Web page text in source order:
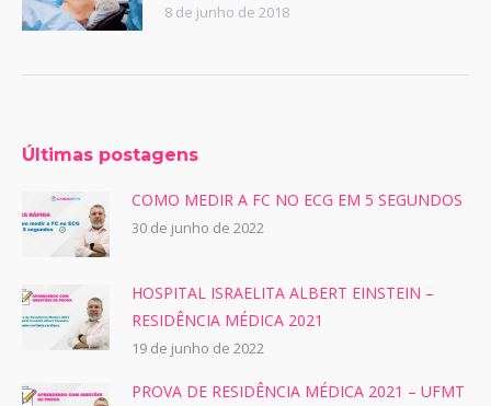
8 de junho de 2018
Últimas postagens
COMO MEDIR A FC NO ECG EM 5 SEGUNDOS
30 de junho de 2022
HOSPITAL ISRAELITA ALBERT EINSTEIN –
RESIDÊNCIA MÉDICA 2021
19 de junho de 2022
PROVA DE RESIDÊNCIA MÉDICA 2021 – UFMT